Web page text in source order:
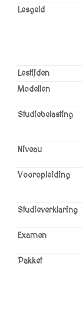
Lesgeld
Lestijden
Modellen
Studiebelasting
Niveau
Vooropleiding
Studieverklaring
Examen
Pakket